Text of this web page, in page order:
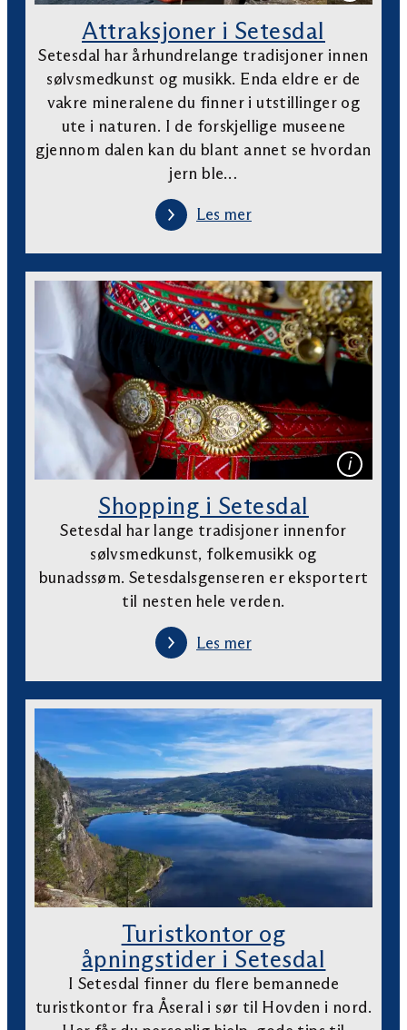
Attraksjoner i Setesdal
Setesdal har århundrelange tradisjoner innen
sølvsmedkunst og musikk. Enda eldre er de
vakre mineralene du finner i utstillinger og
ute i naturen. I de forskjellige museene
gjennom dalen kan du blant annet se hvordan
jern ble…
Les mer
Shopping i Setesdal
Setesdal har lange tradisjoner innenfor
sølvsmedkunst, folkemusikk og
bunadssøm. Setesdalsgenseren er eksportert
til nesten hele verden.
Les mer
Turistkontor og
åpningstider i Setesdal
I Setesdal finner du flere bemannede
turistkontor fra Åseral i sør til Hovden i nord.